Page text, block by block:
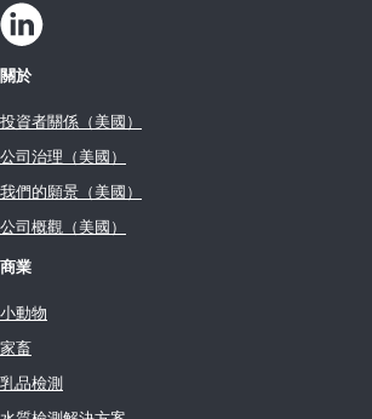
關於
投資者關係（美國）
公司治理（美國）
我們的願景（美國）
公司概觀（美國）
商業
小動物
家畜
乳品檢測